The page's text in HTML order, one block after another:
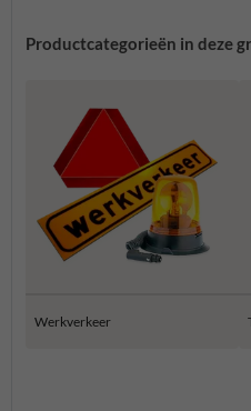
Productcategorieën in deze
Werkverkeer